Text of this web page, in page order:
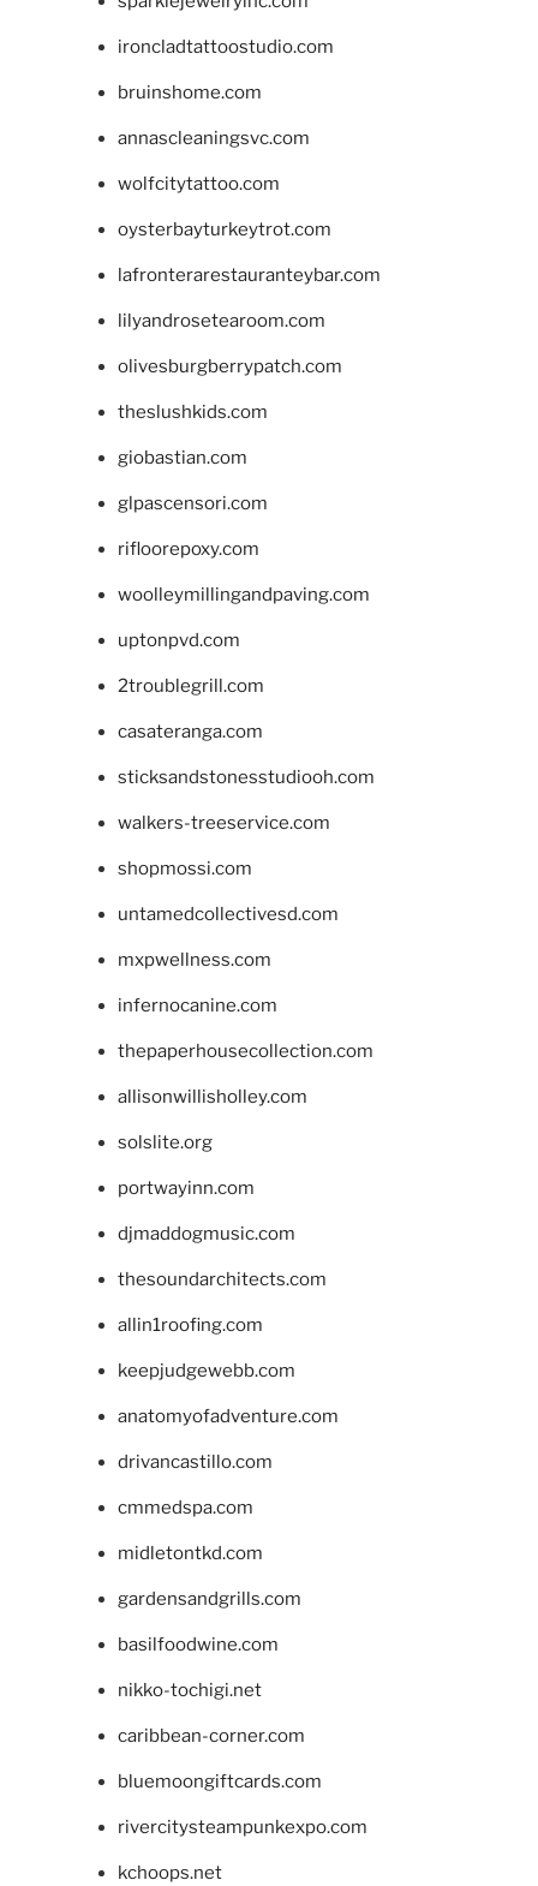
ironcladtattoostudio.com
bruinshome.com
annascleaningsvc.com
wolfcitytattoo.com
oysterbayturkeytrot.com
lafronterarestauranteybar.com
lilyandrosetearoom.com
olivesburgberrypatch.com
theslushkids.com
giobastian.com
glpascensori.com
rifloorepoxy.com
woolleymillingandpaving.com
uptonpvd.com
2troublegrill.com
casateranga.com
sticksandstonesstudiooh.com
walkers-treeservice.com
shopmossi.com
untamedcollectivesd.com
mxpwellness.com
infernocanine.com
thepaperhousecollection.com
allisonwillisholley.com
solslite.org
portwayinn.com
djmaddogmusic.com
thesoundarchitects.com
allin1roofing.com
keepjudgewebb.com
anatomyofadventure.com
drivancastillo.com
cmmedspa.com
midletontkd.com
gardensandgrills.com
basilfoodwine.com
nikko-tochigi.net
caribbean-corner.com
bluemoongiftcards.com
rivercitysteampunkexpo.com
kchoops.net